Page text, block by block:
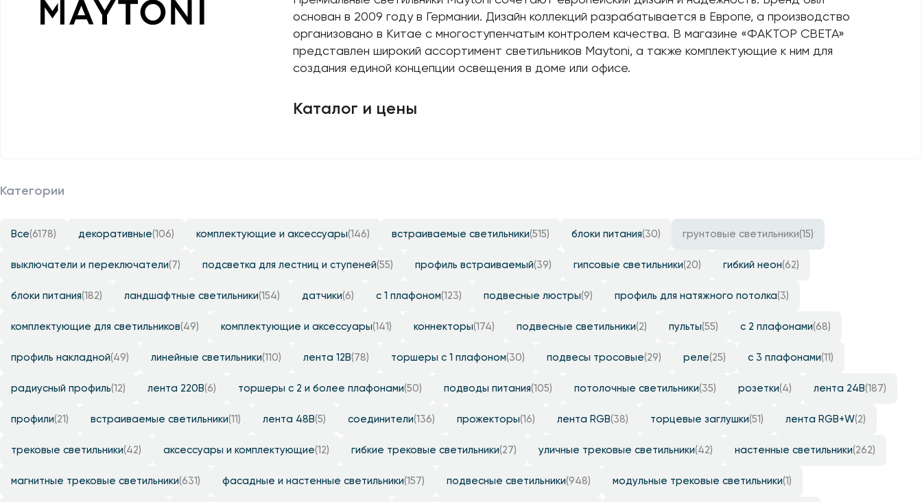
Уличные светильники
Лампочки
основан в 2009 году в Германии. Дизайн коллекций разрабатывается в Европе, а производство
организовано в Китае с многоступенчатым контролем качества. В магазине «ФАКТОР СВЕТА»
представлен широкий ассортимент светильников Maytoni, а также комплектующие к ним для
создания единой концепции освещения в доме или офисе.
Каталог и цены
Категории
Все(6178) декоративные(106) комплектующие и аксессуары(146) встраиваемые светильники(515) блоки питания(30) грунтовые светильники(15)
выключатели и переключатели(7) подсветка для лестниц и ступеней(55) профиль встраиваемый(39) гипсовые светильники(20) гибкий неон(62)
блоки питания(182) ландшафтные светильники(154) датчики(6) с 1 плафоном(123) подвесные люстры(9) профиль для натяжного потолка(3)
комплектующие для светильников(49) комплектующие и аксессуары(141) коннекторы(174) подвесные светильники(2) пульты(55) с 2 плафонами(68)
профиль накладной(49) линейные светильники(110) лента 12B(78) торшеры с 1 плафоном(30) подвесы тросовые(29) реле(25) с 3 плафонами(11)
радиусный профиль(12) лента 220B(6) торшеры с 2 и более плафонами(50) подводы питания(105) потолочные светильники(35) розетки(4) лента 24B(187)
профили(21) встраиваемые светильники(11) лента 48B(5) соединители(136) прожекторы(16) лента RGB(38) торцевые заглушки(51) лента RGB+W(2)
трековые светильники(42) аксессуары и комплектующие(12) гибкие трековые светильники(27) уличные трековые светильники(42) настенные светильники(262)
магнитные трековые светильники(631) фасадные и настенные светильники(157) подвесные светильники(948) модульные трековые светильники(1)
Профили для ленты